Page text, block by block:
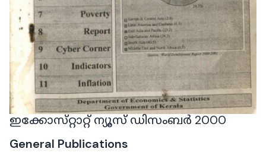
ഇക്കോസ്‌റ്റാറ്റ് ന്യൂസ് ഡിസംബർ 2000
General Publications